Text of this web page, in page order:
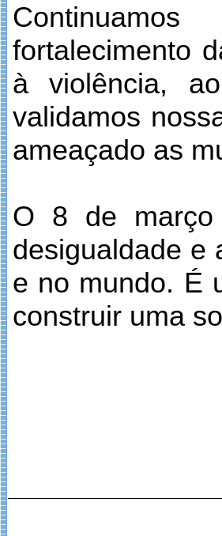
fortalecimento
à violência,
validamos
ameaçado as
O 8 de
desigualdade e
e no mundo. É
construir uma